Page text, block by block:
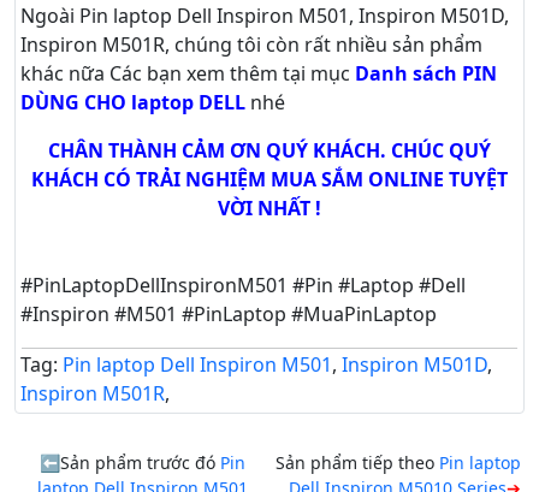
Ngoài Pin laptop Dell Inspiron M501, Inspiron M501D,
Inspiron M501R, chúng tôi còn rất nhiều sản phẩm
khác nữa Các bạn xem thêm tại mục Danh sách PIN
DÙNG CHO laptop DELL nhé
CHÂN THÀNH CẢM ƠN QUÝ KHÁCH. CHÚC QUÝ
KHÁCH CÓ TRẢI NGHIỆM MUA SẮM ONLINE TUYỆT
VỜI NHẤT !
#PinLaptopDellInspironM501 #Pin #Laptop #Dell
#Inspiron #M501 #PinLaptop #MuaPinLaptop
Tag: Pin laptop Dell Inspiron M501, Inspiron M501D,
Inspiron M501R,
Sản phẩm trước đó Pin
laptop Dell Inspiron M501
Sản phẩm tiếp theo Pin laptop
Dell Inspiron M5010 Series